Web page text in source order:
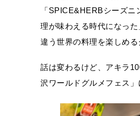
「SPICE&HERBシーズ
理が味わえる時代になっ
違う世界の料理を楽しめ
話は変わるけど、アキラ
沢ワールドグルメフェス